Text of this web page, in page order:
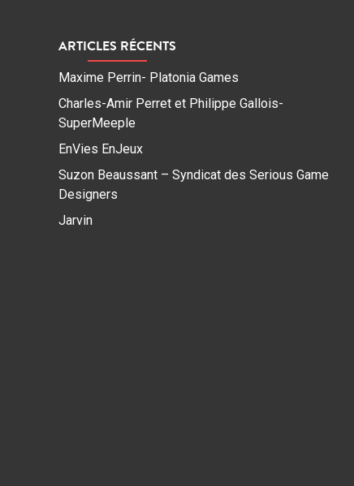
ARTICLES RÉCENTS
Maxime Perrin- Platonia Games
Charles-Amir Perret et Philippe Gallois-
SuperMeeple
EnVies EnJeux
Suzon Beaussant – Syndicat des Serious Game
Designers
Jarvin